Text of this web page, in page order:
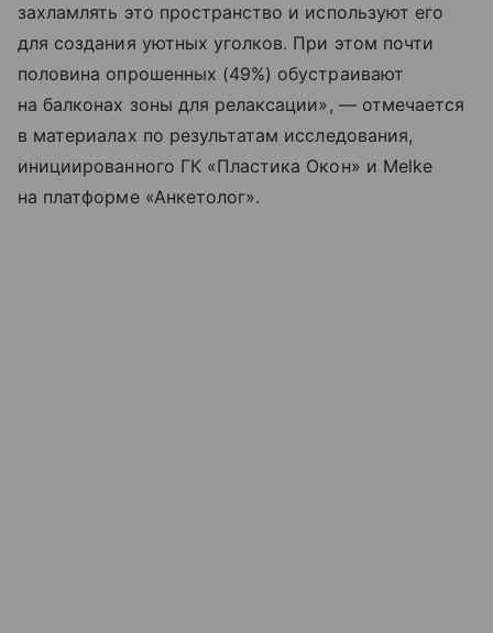
захламлять это пространство и используют его
для создания уютных уголков. При этом почти
половина опрошенных (49%) обустраивают
на балконах зоны для релаксации», — отмечается
в материалах по результатам исследования,
инициированного ГК «Пластика Окон» и Melke
на платформе «Анкетолог».